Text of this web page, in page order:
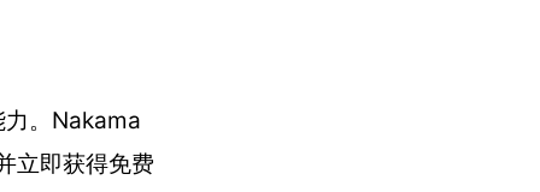
。Nakama
立即获得免费